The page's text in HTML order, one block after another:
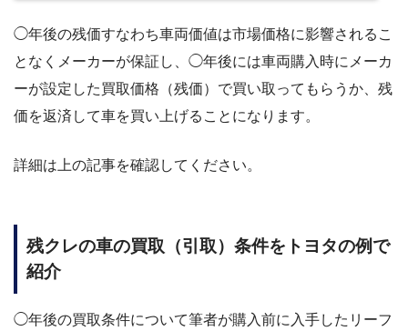
◯年後の残価すなわち車両価値は市場価格に影響されるこ
となくメーカーが保証し、◯年後には車両購入時にメーカ
ーが設定した買取価格（残価）で買い取ってもらうか、残
価を返済して車を買い上げることになります。
詳細は上の記事を確認してください。
残クレの車の買取（引取）条件をトヨタの例で
紹介
◯年後の買取条件について筆者が購入前に入手したリーフ